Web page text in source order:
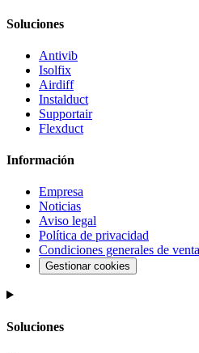
Soluciones
Antivib
Isolfix
Airdiff
Instalduct
Supportair
Flexduct
Información
Empresa
Noticias
Aviso legal
Política de privacidad
Condiciones generales de venta
Gestionar cookies
Soluciones